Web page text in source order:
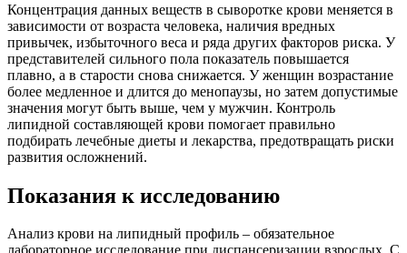
Концентрация данных веществ в сыворотке крови меняется в
зависимости от возраста человека, наличия вредных
привычек, избыточного веса и ряда других факторов риска. У
представителей сильного пола показатель повышается
плавно, а в старости снова снижается. У женщин возрастание
более медленное и длится до менопаузы, но затем допустимые
значения могут быть выше, чем у мужчин. Контроль
липидной составляющей крови помогает правильно
подбирать лечебные диеты и лекарства, предотвращать риски
развития осложнений.
Показания к исследованию
Анализ крови на липидный профиль – обязательное